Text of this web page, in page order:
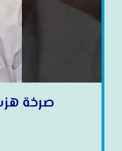
صرخة